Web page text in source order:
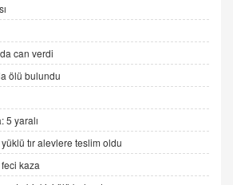
ASLAN
Ne, Algı Ne? "Beraber Yürüyoruz"
Peşinden
12:45
Yolu
12:56
ÖZKALE
can verdi
ölü bulundu
5 yaralı
tır alevlere teslim oldu
kaza